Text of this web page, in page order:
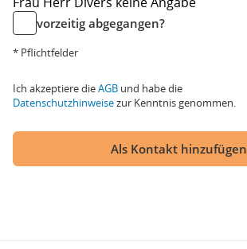
vorzeitig abgegangen?
* Pflichtfelder
Ich akzeptiere dieAGB und habe die
Datenschutzhinweisezur Kenntnis genommen.
Als Kontakt hinzufügen